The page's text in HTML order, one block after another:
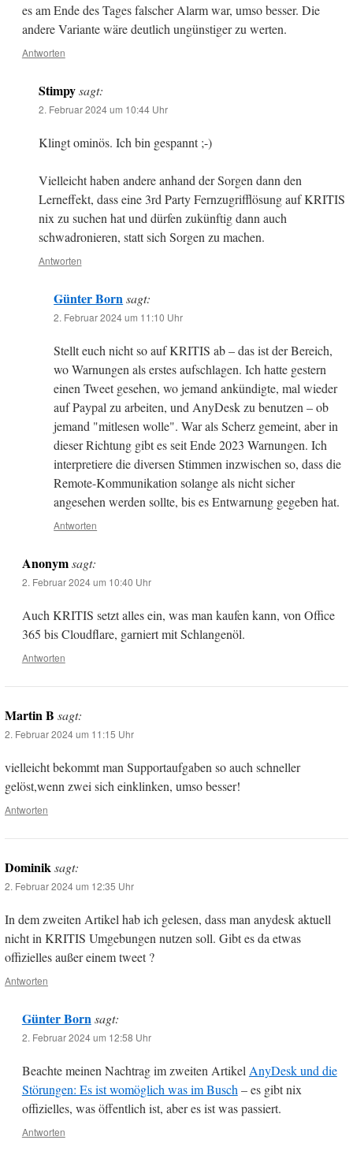
es am Ende des Tages falscher Alarm war, umso besser. Die
andere Variante wäre deutlich ungünstiger zu werten.
Antworten
Stimpy sagt:
2. Februar 2024 um 10:44 Uhr
Klingt ominös. Ich bin gespannt ;-)
Vielleicht haben andere anhand der Sorgen dann den
Lerneffekt, dass eine 3rd Party Fernzugrifflösung auf KRITIS
nix zu suchen hat und dürfen zukünftig dann auch
schwadronieren, statt sich Sorgen zu machen.
Antworten
Günter Bornsagt:
2. Februar 2024 um 11:10 Uhr
Stellt euch nicht so auf KRITIS ab – das ist der Bereich,
wo Warnungen als erstes aufschlagen. Ich hatte gestern
einen Tweet gesehen, wo jemand ankündigte, mal wieder
auf Paypal zu arbeiten, und AnyDesk zu benutzen – ob
jemand "mitlesen wolle". War als Scherz gemeint, aber in
dieser Richtung gibt es seit Ende 2023 Warnungen. Ich
interpretiere die diversen Stimmen inzwischen so, dass die
Remote-Kommunikation solange als nicht sicher
angesehen werden sollte, bis es Entwarnung gegeben hat.
Antworten
Anonym sagt:
2. Februar 2024 um 10:40 Uhr
Auch KRITIS setzt alles ein, was man kaufen kann, von Office
365 bis Cloudflare, garniert mit Schlangenöl.
Antworten
Martin B sagt:
2. Februar 2024 um 11:15 Uhr
vielleicht bekommt man Supportaufgaben so auch schneller
gelöst,wenn zwei sich einklinken, umso besser!
Antworten
Dominiksagt:
2. Februar 2024 um 12:35 Uhr
In dem zweiten Artikel hab ich gelesen, dass man anydesk aktuell
nicht in KRITIS Umgebungen nutzen soll. Gibt es da etwas
offizielles außer einem tweet ?
Antworten
Günter Born sagt:
2. Februar 2024 um 12:58 Uhr
Beachte meinen Nachtrag im zweiten Artikel AnyDesk und die
Störungen: Es ist womöglich was im Busch – es gibt nix
offizielles, was öffentlich ist, aber es ist was passiert.
Antworten